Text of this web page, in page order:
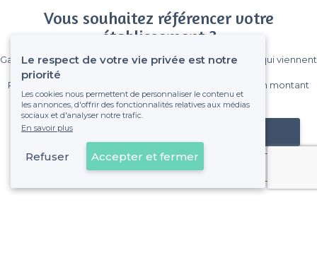
Vous souhaitez référencer votre
établissement ?
Gagnez de nombreux clients parmi le million de visiteurs qui viennent
Pas de commissions et sans engagement, vous payez un montant
fixe sans risque de voir déraper la facture.
Référencer mon établissement
Déjà client
Le respect de votre vie privée est notre
priorité
Les cookies nous permettent de personnaliser le contenu et
les annonces, d'offrir des fonctionnalités relatives aux médias
sociaux et d'analyser notre trafic.
En savoir plus
Refuser Accepter et fermer